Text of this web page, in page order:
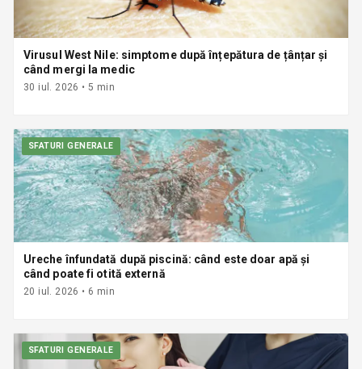
Virusul West Nile: simptome după înțepătura de țânțar și
când mergi la medic
30 iul. 2026 •5 min
SFATURI GENERALE
Ureche înfundată după piscină: când este doar apă și
când poate fi otită externă
20 iul. 2026 • 6 min
SFATURI GENERALE